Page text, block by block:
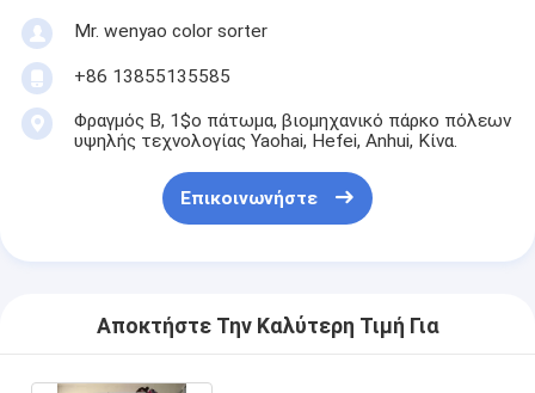
Mr. wenyao color sorter
+86 13855135585
Φραγμός Β, 1$ο πάτωμα, βιομηχανικό πάρκο πόλεων
υψηλής τεχνολογίας Yaohai, Hefei, Anhui, Κίνα.
Επικοινωνήστε
Αποκτήστε Την Καλύτερη Τιμή Για